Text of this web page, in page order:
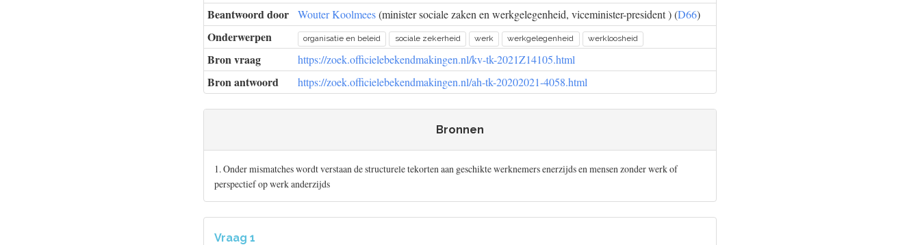
Beantwoord door Wouter Koolmees(minister sociale zaken en werkgelegenheid, viceminister-president ) (D66)
Onderwerpen organisatie en beleid sociale zekerheid werk werkgelegenheid werkloosheid
Bron vraag https://zoek.officielebekendmakingen.nl/kv-tk-2021Z14105.html
Bron antwoord https://zoek.officielebekendmakingen.nl/ah-tk-20202021-4058.html
Bronnen
1. Onder mismatches wordt verstaan de structurele tekorten aan geschikte werknemers enerzijds en mensen zonder werk of
perspectief op werk anderzijds
Vraag 1